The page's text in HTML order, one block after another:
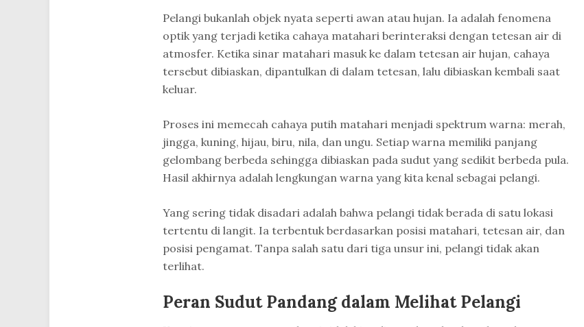
Pelangi bukanlah objek nyata seperti awan atau hujan. Ia adalah fenomena
optik yang terjadi ketika cahaya matahari berinteraksi dengan tetesan air di
atmosfer. Ketika sinar matahari masuk ke dalam tetesan air hujan, cahaya
tersebut dibiaskan, dipantulkan di dalam tetesan, lalu dibiaskan kembali saat
keluar.
Proses ini memecah cahaya putih matahari menjadi spektrum warna: merah,
jingga, kuning, hijau, biru, nila, dan ungu. Setiap warna memiliki panjang
gelombang berbeda sehingga dibiaskan pada sudut yang sedikit berbeda pula.
Hasil akhirnya adalah lengkungan warna yang kita kenal sebagai pelangi.
Yang sering tidak disadari adalah bahwa pelangi tidak berada di satu lokasi
tertentu di langit. Ia terbentuk berdasarkan posisi matahari, tetesan air, dan
posisi pengamat. Tanpa salah satu dari tiga unsur ini, pelangi tidak akan
terlihat.
Peran Sudut Pandang dalam Melihat Pelangi